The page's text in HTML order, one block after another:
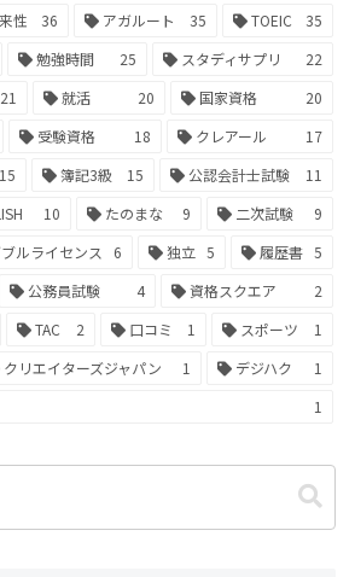
性 36 アガルート 35 TOEIC
35
勉強時間 25 スタディサプリ
22
21 就活 20 国家資格
20
受験資格 18 クレアール
17
15 簿記3級 15 公認会計士試験
11
10 たのまな 9 二次試験
9
ルライセンス 6 独立 5 履歴書 5
公務員試験 4 資格スクエア
2
TAC 2 口コミ 1 スポーツ
1
クリエイターズジャパン 1 デジハク
1
1